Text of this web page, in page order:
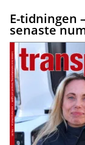
E-tidningen
senaste